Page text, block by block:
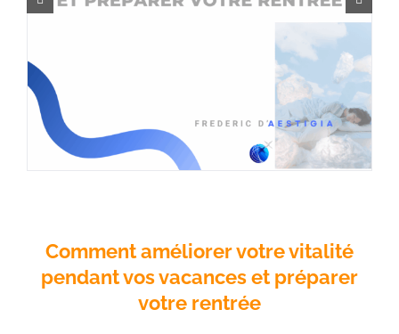
Comment améliorer votre vitalité
pendant vos vacances et préparer
votre rentrée